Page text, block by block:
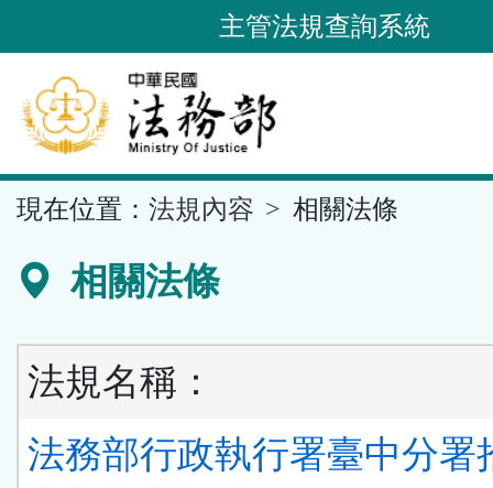
到
要
內
容
區
主管法規查詢系統
現在位置： 法規內容 相關法條
相關法條
法規名稱：
法務部行政執行署臺中分署